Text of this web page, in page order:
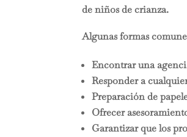
de niños de crianza.
Algunas formas
Encontrar una
Responder a
Preparación de
Ofrecer
Garantizar que los